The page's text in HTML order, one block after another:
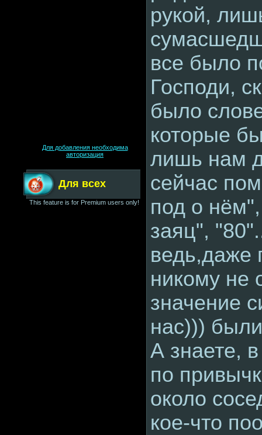
Для добавления необходима
авторизация
Для всех
This feature is for Premium users only!
рукой,
все было
Господи,
было
которые
лишь нам
сейчас
под о
заяц",
ведь,даже
никому не
значение
нас)))
А знаете,
по
около
кое-что